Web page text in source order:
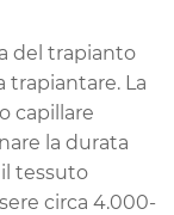
del trapianto
trapiantare. La
capillare
la durata
tessuto
circa 4.000-